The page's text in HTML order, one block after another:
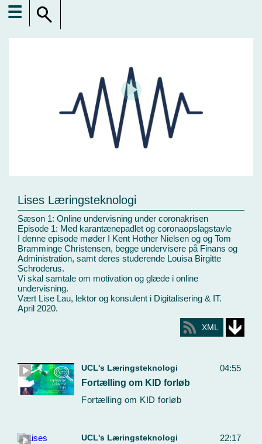
☰
Lises Læringsteknologi
Sæson 1: Online undervisning under coronakrisen
Episode 1: Med karantænepadlet og coronaopslagstavle
I denne episode møder I Kent Hother Nielsen og og Tom
Bramminge Christensen, begge undervisere på Finans og
Administration, samt deres studerende Louisa Birgitte
Schroderus.
Vi skal samtale om motivation og glæde i online
undervisning.
Vært Lise Lau, lektor og konsulent i Digitalisering & IT.
April 2020.
XML
04:55
UCL's Læringsteknologi
Fortælling om KID forløb
Fortælling om KID forløb
22:17
UCL's Læringsteknologi